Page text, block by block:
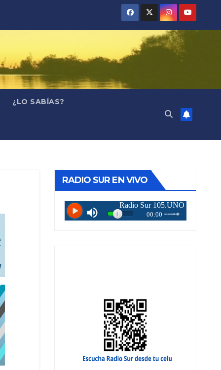
¿LO SABÍAS?
RADIO SUR EN VIVO